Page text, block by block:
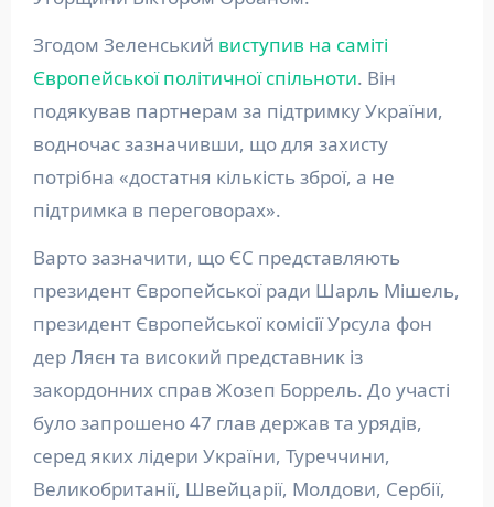
Згодом Зеленський виступив на саміті
Європейської політичної спільноти. Він
подякував партнерам за підтримку України,
водночас зазначивши, що для захисту
потрібна «достатня кількість зброї, а не
підтримка в переговорах».
Варто зазначити, що ЄС представляють
президент Європейської ради Шарль Мішель,
президент Європейської комісії Урсула фон
дер Ляєн та високий представник із
закордонних справ Жозеп Боррель. До участі
було запрошено 47 глав держав та урядів,
серед яких лідери України, Туреччини,
Великобританії, Швейцарії, Молдови, Сербії,